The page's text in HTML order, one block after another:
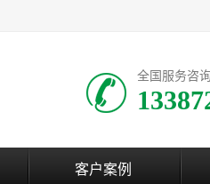
全国服务咨
客户案例